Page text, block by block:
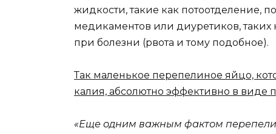
жидкости, такие как потоотделение,
медикаментов или диуретиков,
при болезни (рвота и тому подобное).
Так маленькое перепелиное яйцо,
калия, абсолютно эффективно в виде
«Еще одним важным фактом